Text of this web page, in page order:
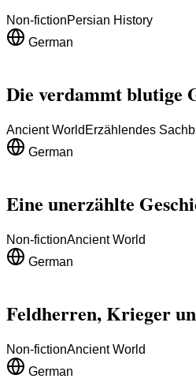
Non-fictionPersian History
German
Die verdammt blutige
Ancient World Erzählendes
German
Eine unerzählte
Non-fictionAncient World
German
Feldherren, Krieger
Non-fictionAncient World
German